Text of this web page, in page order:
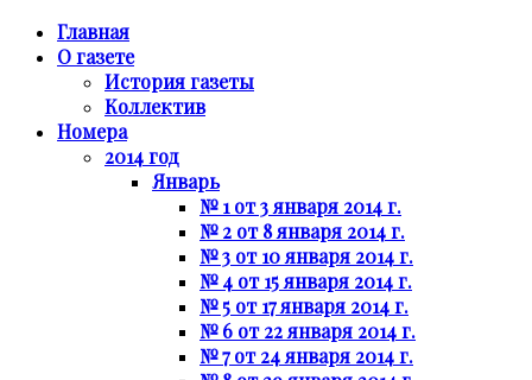
Главная
О газете
История газеты
Коллектив
Номера
2014 год
Январь
№ 1 от 3 января 2014 г.
№ 2 от 8 января 2014 г.
№ 3 от 10 января 2014 г.
№ 4 от 15 января 2014 г.
№ 5 от 17 января 2014 г.
№ 6 от 22 января 2014 г.
№ 7 от 24 января 2014 г.